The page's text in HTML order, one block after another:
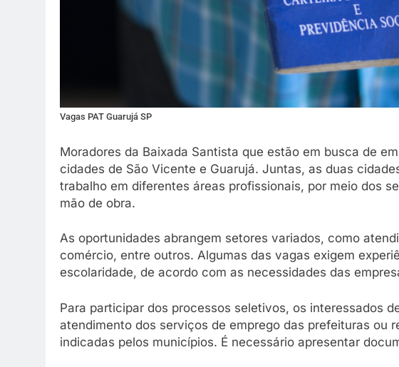
Vagas PAT Guarujá SP
Moradores da Baixada Santista que estão em busca de
cidades de São Vicente e Guarujá. Juntas, as duas
trabalho em diferentes áreas profissionais, por meio dos
mão de obra.
As oportunidades abrangem setores variados, como
comércio, entre outros. Algumas das vagas exigem
escolaridade, de acordo com as necessidades das
Para participar dos processos seletivos, os interessados
atendimento dos serviços de emprego das prefeituras ou
indicadas pelos municípios. É necessário apresentar